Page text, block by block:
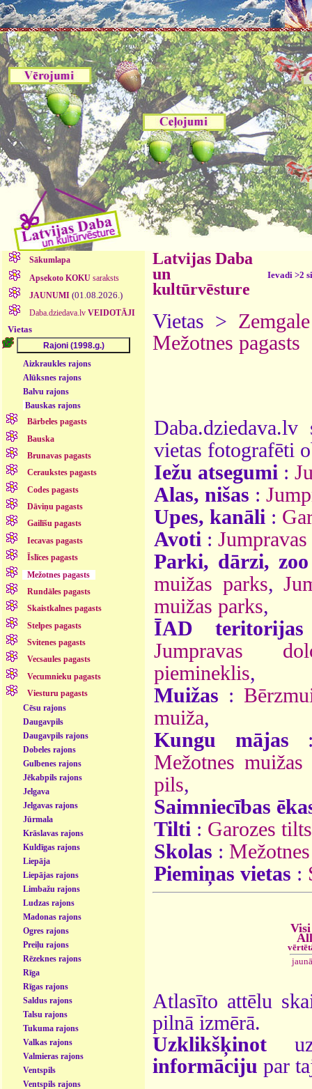
Sākumlapa
Apsekoto KOKUsaraksts
JAUNUMI (01.08.2026.)
Daba.dziedava.lv VEIDOTĀJI
Vietas
Aizkraukles rajons
Alūksnes rajons
Balvu rajons
Bauskas rajons
Bārbeles pagasts
Bauska
Brunavas pagasts
Ceraukstes pagasts
Codes pagasts
Dāviņu pagasts
Gailīšu pagasts
Iecavas pagasts
Īslīces pagasts
Mežotnes pagasts
Rundāles pagasts
Skaistkalnes pagasts
Stelpes pagasts
Svitenes pagasts
Vecsaules pagasts
Vecumnieku pagasts
Viesturu pagasts
Cēsu rajons
Daugavpils
Daugavpils rajons
Dobeles rajons
Gulbenes rajons
Jēkabpils rajons
Jelgava
Jelgavas rajons
Jūrmala
Krāslavas rajons
Kuldīgas rajons
Liepāja
Liepājas rajons
Limbažu rajons
Ludzas rajons
Madonas rajons
Ogres rajons
Preiļu rajons
Rēzeknes rajons
Rīga
Rīgas rajons
Saldus rajons
Talsu rajons
Tukuma rajons
Valkas rajons
Valmieras rajons
Ventspils
Ventspils rajons
Latvijas Daba
un
kultūrvēsture
Ievadi >2
Vietas > Zemgale
Mežotnes pagasts
vietas fotografēti
Iežu atsegumi :
Alas, nišas :
Upes, kanāli :
Avoti :
Parki, dārzi, zoo
muižas parks,
muižas parks,
ĪAD teritorijas
Jumpravas
piemineklis,
Muižas :
muiža,
Kungu mājas
Mežotnes
pils,
Saimniecības
Tilti : Garozes tilts
Skolas :
Piemiņas vietas :
Atlasīto attēlu
pilnā izmērā.
Uzklikšķinot
informāciju par